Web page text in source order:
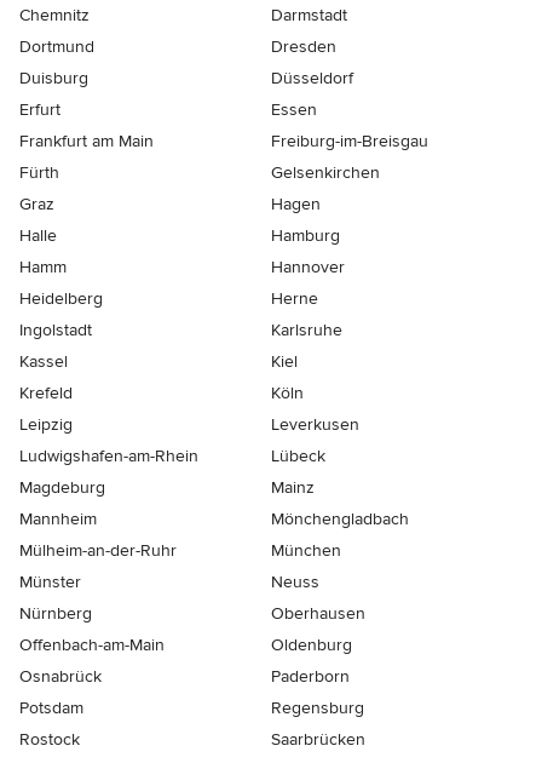
Chemnitz
Darmstadt
Dortmund
Dresden
Duisburg
Düsseldorf
Erfurt
Essen
Frankfurt am Main
Freiburg-im-Breisgau
Fürth
Gelsenkirchen
Graz
Hagen
Halle
Hamburg
Hamm
Hannover
Heidelberg
Herne
Ingolstadt
Karlsruhe
Kassel
Kiel
Krefeld
Köln
Leipzig
Leverkusen
Ludwigshafen-am-Rhein
Lübeck
Magdeburg
Mainz
Mannheim
Mönchen­gladbach
Mülheim-an-der-Ruhr
München
Münster
Neuss
Nürnberg
Oberhausen
Offenbach-am-Main
Oldenburg
Osnabrück
Paderborn
Potsdam
Regensburg
Rostock
Saarbrücken